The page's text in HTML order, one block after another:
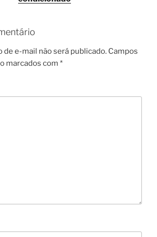
de e-mail não será publicado. Campos
marcados com *